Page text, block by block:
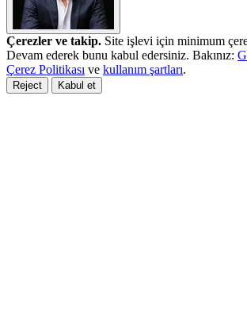
Çerezler ve takip. Site işlevi için minimum
Devam ederek bunu kabul edersiniz. Bakınız:
Çerez Politikası ve kullanım şartları.
Reject Kabul et